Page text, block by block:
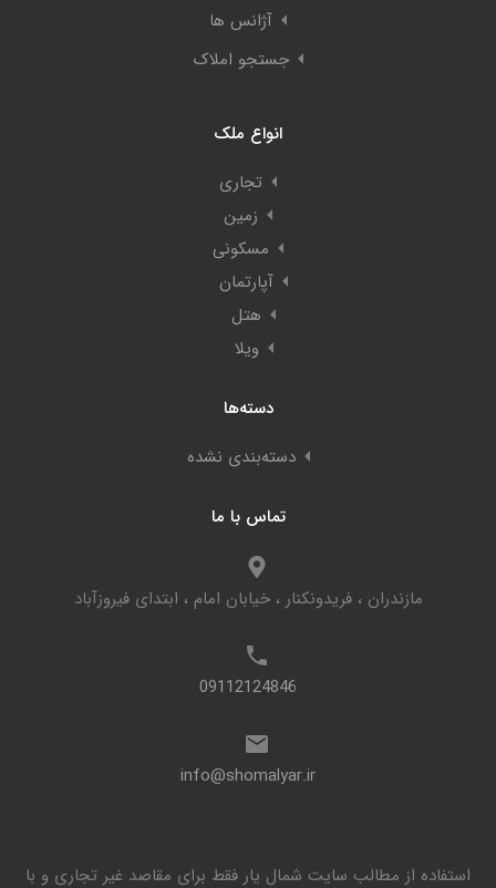
آژانس ها
جستجو املاک
انواع ملک
تجاری
زمین
مسکونی
آپارتمان
هتل
ویلا
دسته‌ها
دسته‌بندی نشده
تماس با ما
مازندران ، فریدونکنار ، خیابان امام ، ابتدای فیروزآباد
09112124846
info@shomalyar.ir
استفاده از مطالب سایت شمال یار فقط برای مقاصد غیر تجاری و با